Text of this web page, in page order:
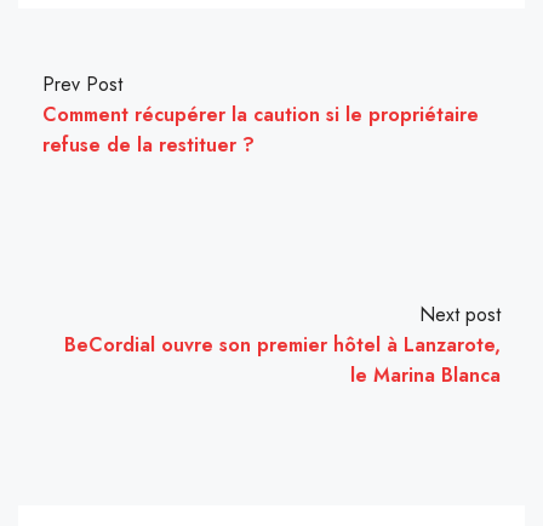
Prev Post
Comment récupérer la caution si le propriétaire
refuse de la restituer ?
Next post
BeCordial ouvre son premier hôtel à Lanzarote,
le Marina Blanca